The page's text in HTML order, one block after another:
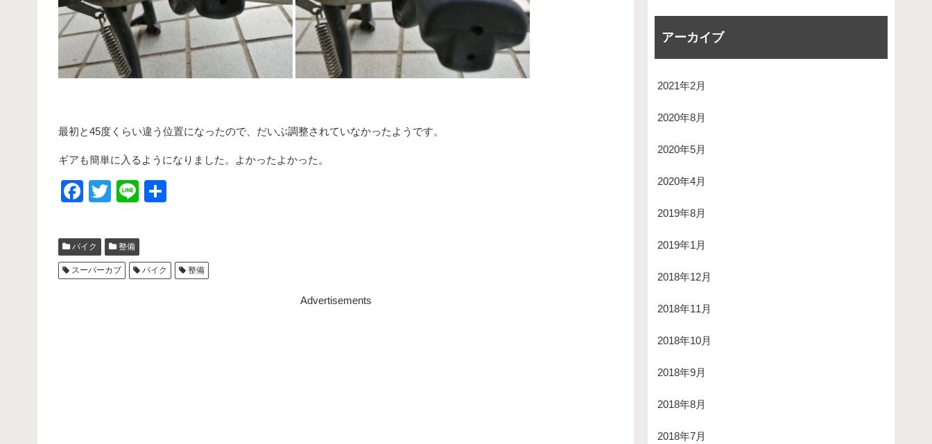
最初と45度くらい違う位置になったので、だいぶ調整されていなかったようです。
ギアも簡単に入るようになりました。よかったよかった。
F
c
e
b
T
tt
er
Li
e
バイク 整備
スーパーカブ バイク 整備
Advertisements
アーカイブ
2021年2月
2020年8月
2020年5月
2020年4月
2019年8月
2019年1月
2018年12月
2018年11月
2018年10月
2018年9月
2018年8月
2018年7月